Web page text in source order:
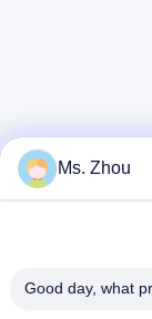
Ms. Zhou
Good day, what